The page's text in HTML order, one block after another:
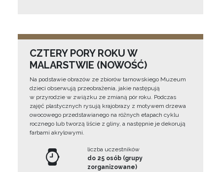
CZTERY PORY ROKU W
MALARSTWIE (NOWOŚĆ)
Na podstawie obrazów ze zbiorów tarnowskiego Muzeum
dzieci obserwują przeobrażenia, jakie następują
w przyrodzie w związku ze zmianą pór roku. Podczas
zajęć plastycznych rysują krajobrazy z motywem drzewa
owocowego przedstawianego na różnych etapach cyklu
rocznego lub tworzą liście z gliny, a następnie je dekorują
farbami akrylowymi.
liczba uczestników
do 25 osób (grupy
zorganizowane)